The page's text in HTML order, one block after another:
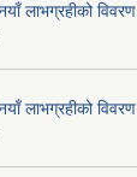
लाभग्रहीको विवरण
लाभग्रहीको विवरण